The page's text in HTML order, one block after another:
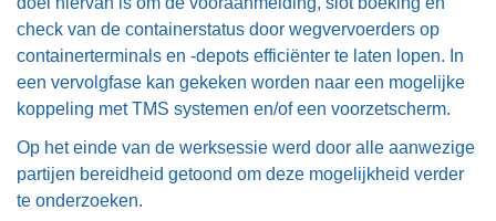
check van de containerstatus door wegvervoerders op
containerterminals en -depots efficiënter te laten lopen. In
een vervolgfase kan gekeken worden naar een mogelijke
koppeling met TMS systemen en/of een voorzetscherm.
Op het einde van de werksessie werd door alle aanwezige
partijen bereidheid getoond om deze mogelijkheid verder
te onderzoeken.